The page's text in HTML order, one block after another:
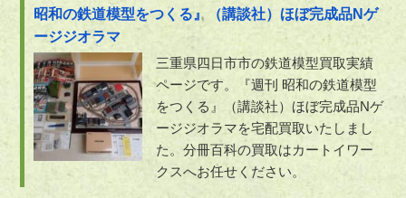
昭和の鉄道模型をつくる』（講談社）ほぼ完成品Nゲ
ージジオラマ
三重県四日市市の鉄道模型買取実績
ページです。『週刊 昭和の鉄道模型
をつくる』（講談社）ほぼ完成品Nゲ
ージジオラマを宅配買取いたしまし
た。分冊百科の買取はカートイワー
クスへお任せください。